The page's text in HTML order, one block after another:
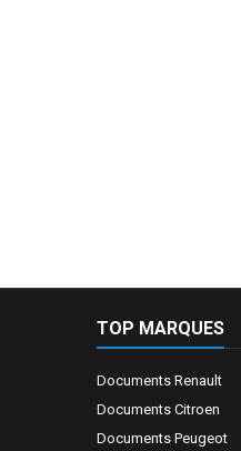
TOP MARQUES
Documents Renault
Documents Citroen
Documents Peugeot